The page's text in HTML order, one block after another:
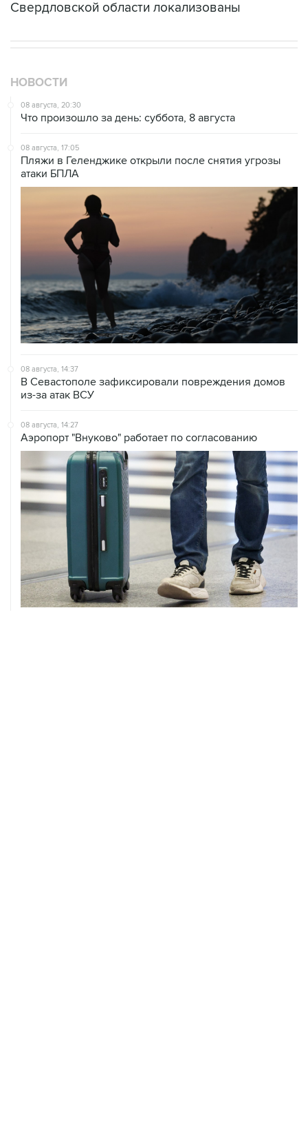
Свердловской области локализованы
НОВОСТИ
08 августа, 20:30
Что произошло за день: суббота, 8 августа
08 августа, 17:05
Пляжи в Геленджике открыли после снятия угрозы
атаки БПЛА
08 августа, 14:37
В Севастополе зафиксировали повреждения домов
из-за атак ВСУ
08 августа, 14:27
Аэропорт "Внуково" работает по согласованию